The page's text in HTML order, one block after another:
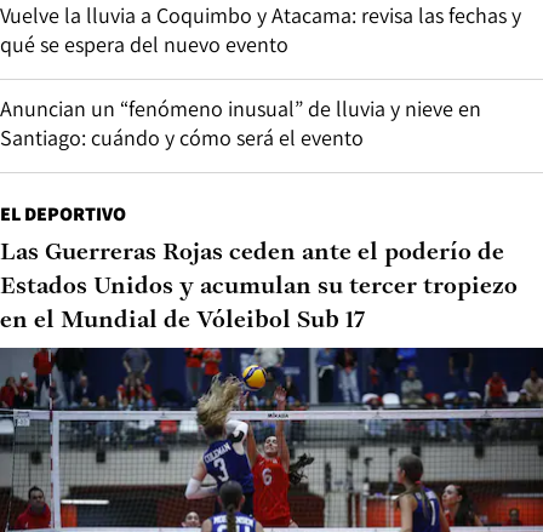
Vuelve la lluvia a Coquimbo y Atacama: revisa las fechas y
qué se espera del nuevo evento
Anuncian un “fenómeno inusual” de lluvia y nieve en
Santiago: cuándo y cómo será el evento
EL DEPORTIVO
Las Guerreras Rojas ceden ante el poderío de
Estados Unidos y acumulan su tercer tropiezo
en el Mundial de Vóleibol Sub 17